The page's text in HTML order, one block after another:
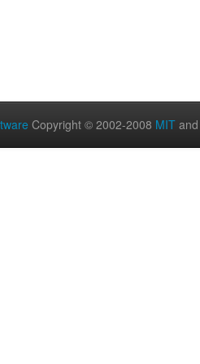
Copyright © 2002-2008 MIT and